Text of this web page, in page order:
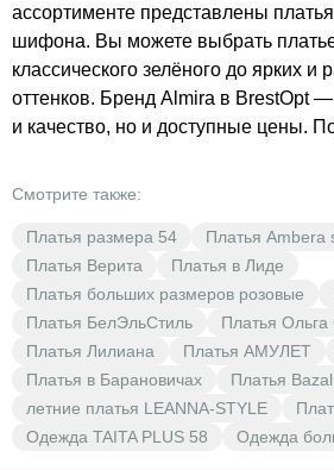
ассортименте представлены
шифона. Вы можете выбрать
классического зелёного до ярких и
оттенков. Бренд Almira в BrestOpt —
и качество, но и доступные цены.
нас вы найдёте идеальный наряд
Смотрите также:
Платья размера 54
Платья Ambera
Платья Верита
Платья в Лиде
Платья больших размеров розовые
Платья БелЭльСтиль
Платья Ольга
Платья Лилиана
Платья АМУЛЕТ
Платья в Барановичах
Платья
летние платья LEANNA-STYLE
Одежда TAITA PLUS 58
Одежда